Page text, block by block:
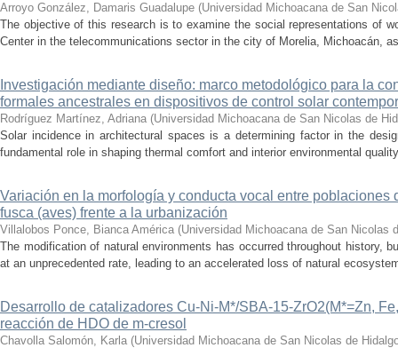
Arroyo González, Damaris Guadalupe (Universidad Michoacana de San
The objective of this research is to examine the social representations of
Center in the telecommunications sector in the city of Morelia, Michoacán,
Investigación mediante diseño: marco metodológico para la
formales ancestrales en dispositivos de control solar
Rodríguez Martínez, Adriana (Universidad Michoacana de San Nicolas de
Solar incidence in architectural spaces is a determining factor in the
fundamental role in shaping thermal comfort and interior environmental
Variación en la morfología y conducta vocal entre poblaciones
fusca (aves) frente a la urbanización
Villalobos Ponce, Bianca América (Universidad Michoacana de San Nicolas
The modification of natural environments has occurred throughout history,
at an unprecedented rate, leading to an accelerated loss of natural
Desarrollo de catalizadores Cu-Ni-M*/SBA-15-ZrO2(M*=Zn,
reacción de HDO de m-cresol
Chavolla Salomón, Karla (Universidad Michoacana de San Nicolas de